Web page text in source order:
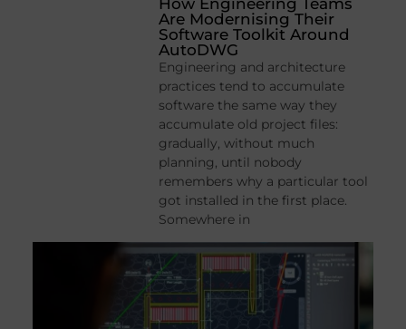
How Engineering Teams
Are Modernising Their
Software Toolkit Around
AutoDWG
Engineering and architecture
practices tend to accumulate
software the same way they
accumulate old project files:
gradually, without much
planning, until nobody
remembers why a particular tool
got installed in the first place.
Somewhere in